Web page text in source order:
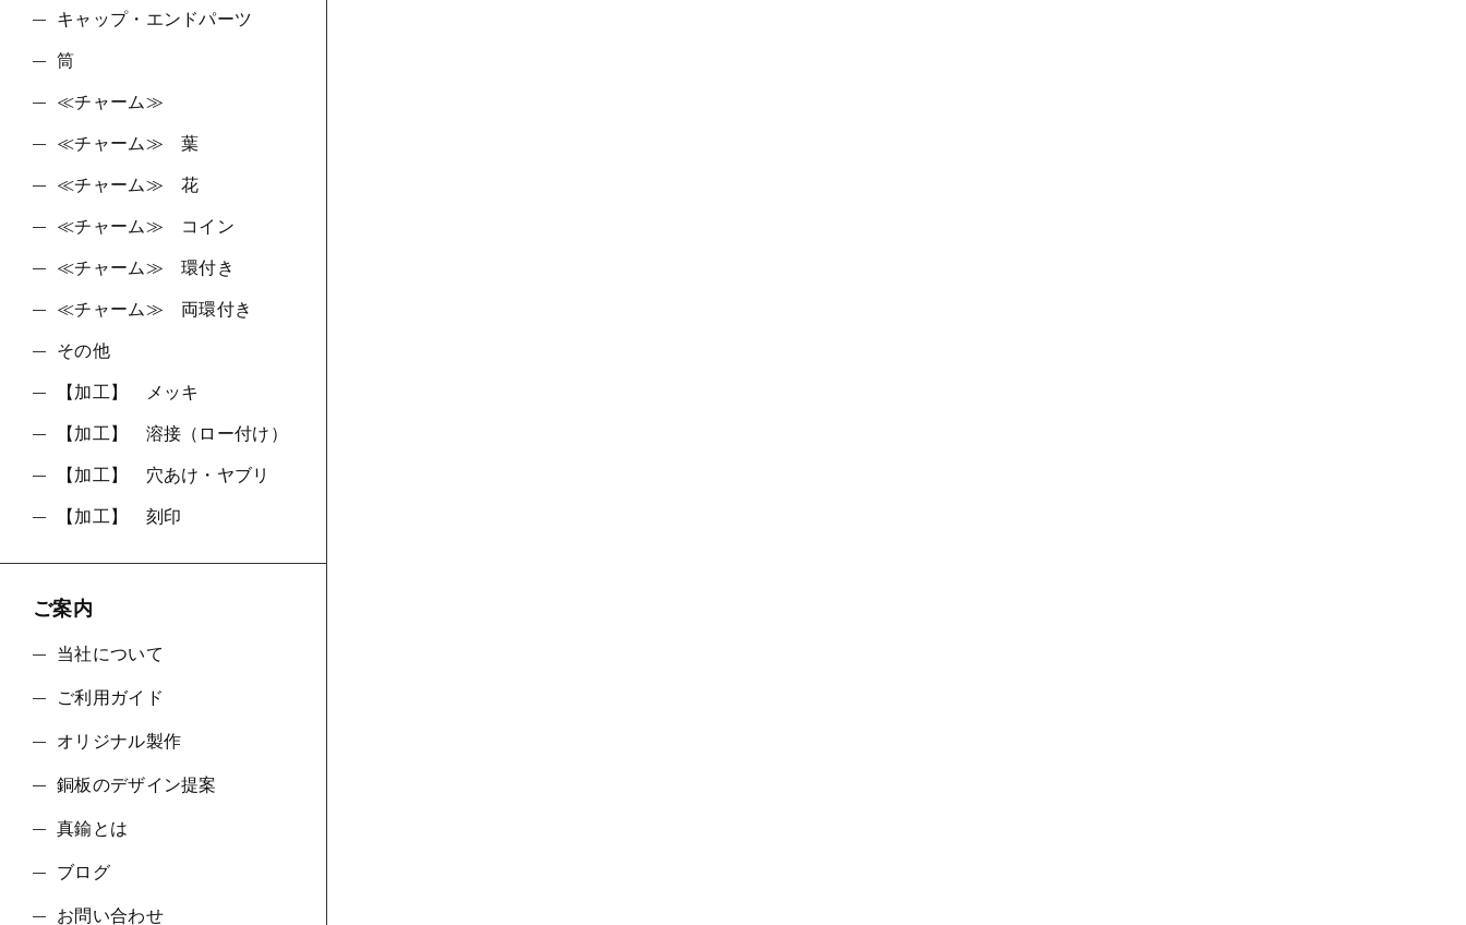
キャップ・エンドパーツ
筒
≪チャーム≫
≪チャーム≫ 葉
≪チャーム≫ 花
≪チャーム≫ コイン
≪チャーム≫ 環付き
≪チャーム≫ 両環付き
その他
【加工】 メッキ
【加工】 溶接（ロー付け）
【加工】 穴あけ・ヤブリ
【加工】 刻印
ご案内
当社について
ご利用ガイド
オリジナル製作
銅板のデザイン提案
真鍮とは
ブログ
お問い合わせ